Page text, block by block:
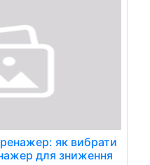
як вибрати
для зниження